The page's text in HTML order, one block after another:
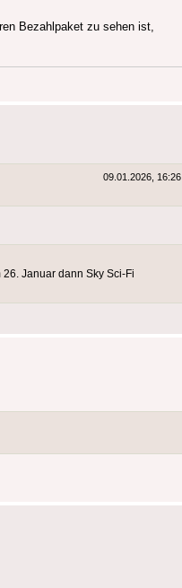
Bezahlpaket zu sehen ist,
09.01.2026, 16:26
Januar dann Sky Sci-Fi